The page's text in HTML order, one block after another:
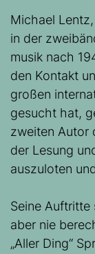
Michael
in der
musik nach
den Kontakt
großen
gesucht hat,
zweiten Autor
der Lesung
auszuloten
Seine
aber nie
„Aller Ding“